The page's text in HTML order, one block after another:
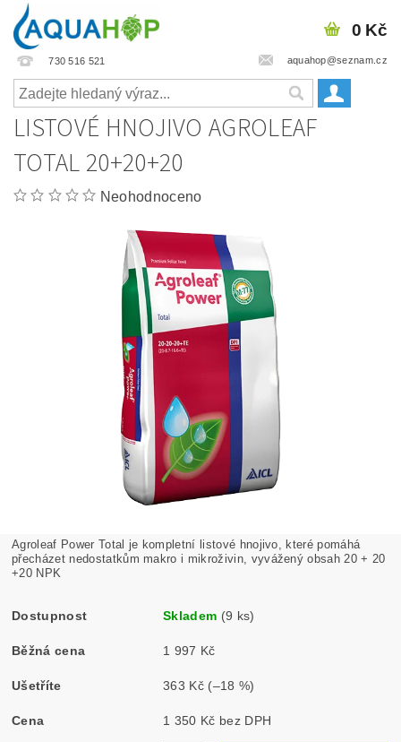
730 516 521 aquahop@seznam.cz
0 Kč
LISTOVÉ HNOJIVO AGROLEAF
TOTAL 20+20+20
Neohodnoceno
Agroleaf Power Total je kompletní listové hnojivo, které pomáhá
přecházet nedostatkům makro i mikroživin, vyvážený obsah 20 + 20
+20 NPK
Dostupnost Skladem (9 ks)
Běžná cena 1 997 Kč
Ušetříte 363 Kč (–18 %)
Cena 1 350 Kč bez DPH